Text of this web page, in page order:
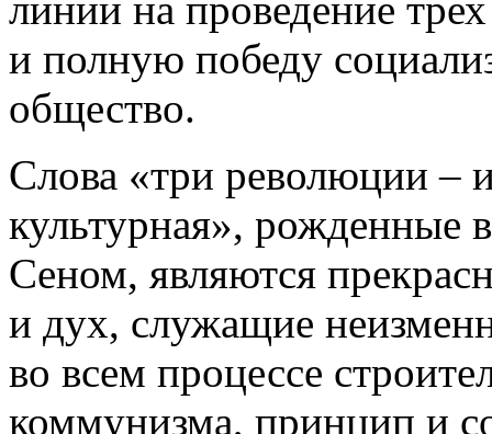
и полную победу
общество.
Слова «три революции –
культурная»,
Сеном, являются
и дух, служащие
во всем процессе
коммунизма, принцип и